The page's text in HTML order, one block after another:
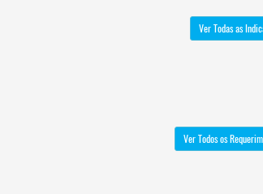
Ver Todas as
Ver Todos os